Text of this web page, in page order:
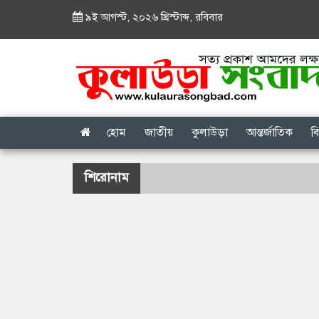
৯ই আগস্ট, ২০২৬ খ্রিস্টাব্দ,রবিবার
হোম জাতীয় কুলাউড়া আন্তর্জাতিক
শিরোনাম